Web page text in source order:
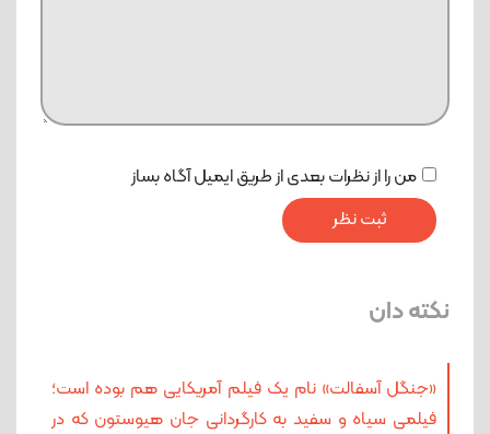
من را از نظرات بعدی از طریق ایمیل آگاه بساز
نکته دان
«جنگل آسفالت» نام یک فیلم آمریکایی هم بوده است؛
فیلمی سیاه و سفید به کارگردانی جان هیوستون که در